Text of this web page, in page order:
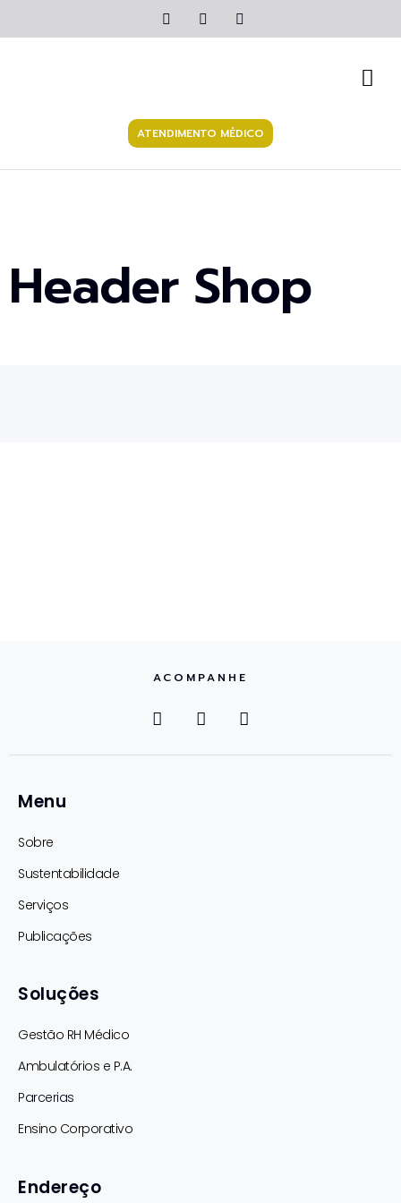
ATENDIMENTO MÉDICO
Header Shop
ACOMPANHE
Menu
Sobre
Sustentabilidade
Serviços
Publicações
Soluções
Gestão RH Médico
Ambulatórios e P.A.
Parcerias
Ensino Corporativo
Endereço